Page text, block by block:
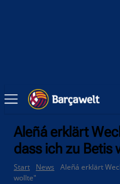
Aleñá erklärt
dass ich zu Betis
Start News
Aleñá erklärt
wollte"